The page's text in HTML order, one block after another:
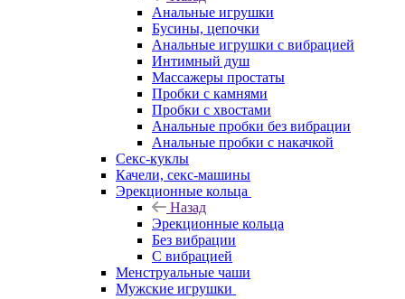
Анальные игрушки
Бусины, цепочки
Анальные игрушки с вибрацией
Интимный душ
Массажеры простаты
Пробки с камнями
Пробки с хвостами
Анальные пробки без вибрации
Анальные пробки с накачкой
Секс-куклы
Качели, секс-машины
Эрекционные кольца
Назад
Эрекционные кольца
Без вибрации
С вибрацией
Менструальные чаши
Мужские игрушки